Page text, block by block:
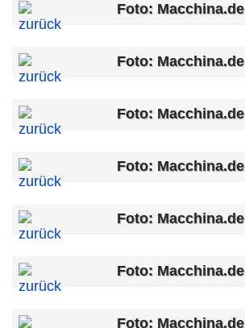
Foto: Macchina.de
Foto: Macchina.de
Foto: Macchina.de
Foto: Macchina.de
Foto: Macchina.de
Foto: Macchina.de
Foto: Macchina.de